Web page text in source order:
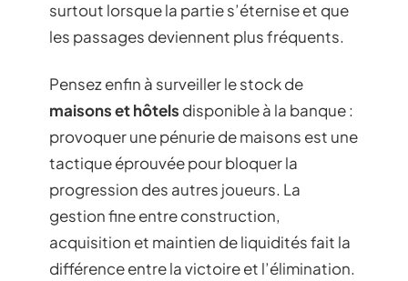
surtout lorsque la partie s’éternise et que
les passages deviennent plus fréquents.
Pensez enfin à surveiller le stock de
maisons et hôtels disponible à la banque :
provoquer une pénurie de maisons est une
tactique éprouvée pour bloquer la
progression des autres joueurs. La
gestion fine entre construction,
acquisition et maintien de liquidités fait la
différence entre la victoire et l’élimination.